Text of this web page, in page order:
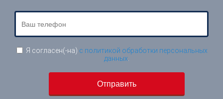
Я согласен(-на) с политикой обработки персональных
данных